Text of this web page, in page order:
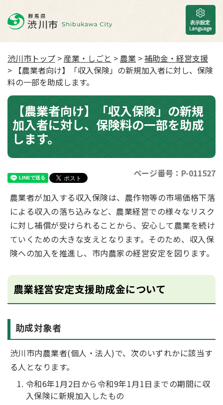
渋川市トップ >産業・しごと > 農業 >補助金・経営支援
> 【農業者向け】「収入保険」の新規加入者に対し、保険
料の一部を助成します。
【農業者向け】「収入保険」の新規
加入者に対し、保険料の一部を助成
します。
ページ番号：P-011527
農業者が加入する収入保険は、農作物等の市場価格下落
による収入の落ち込みなど、農業経営での様々なリスク
に対し補償が受けられることから、安心して農業を続け
ていくための大きな支えとなります。そのため、収入保
険への加入を推進し、市内農家の経営安定を図ります。
農業経営安定支援助成金について
助成対象者
渋川市内農業者(個人・法人)で、次のいずれかに該当す
る人となります。
令和6年1月2日から令和9年1月1日までの期間に収
入保険に新規加入したもの